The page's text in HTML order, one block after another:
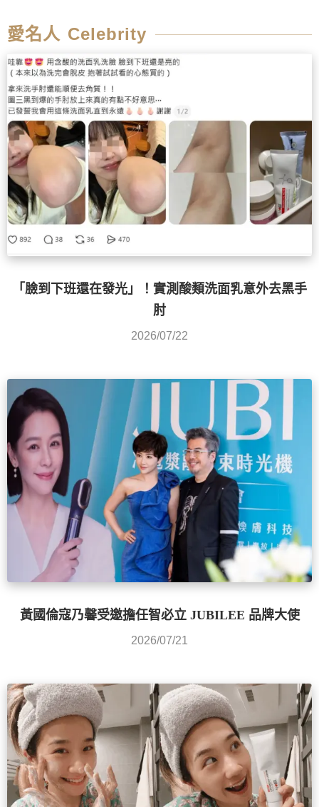
愛名人 Celebrity
「臉到下班還在發光」！實測酸類洗面乳意外去黑手
肘
2026/07/22
黃國倫寇乃馨受邀擔任智必立 JUBILEE 品牌大使
2026/07/21